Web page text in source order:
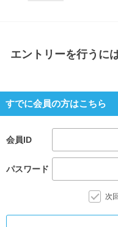
エントリーを行うに
すでに会員の方はこちら
会員ID
パスワード
次